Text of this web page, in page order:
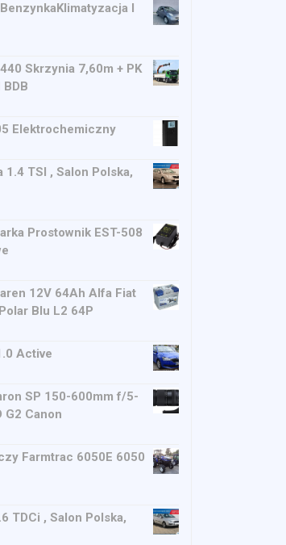
I
Skrzynia 7,60m + PK
Elektrochemiczny
1.4 TSI , Salon Polska,
Prostownik EST-508
12V 64Ah Alfa Fiat
Blu L2 64P
Active
SP 150-600mm f/5-
G2 Canon
Farmtrac 6050E 6050
TDCi , Salon Polska,